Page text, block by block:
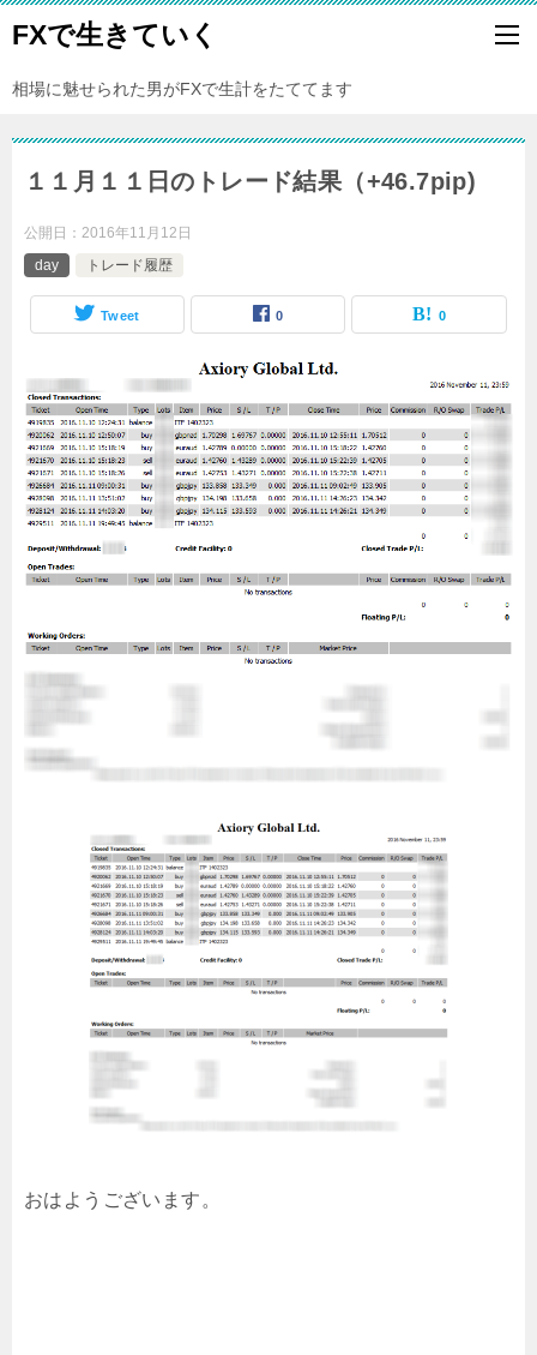
FXで生きていく
相場に魅せられた男がFXで生計をたててます
１１月１１日のトレード結果（+46.7pip)
公開日： 2016年11月12日
day
トレード履歴
Tweet 0 0
おはようございます。